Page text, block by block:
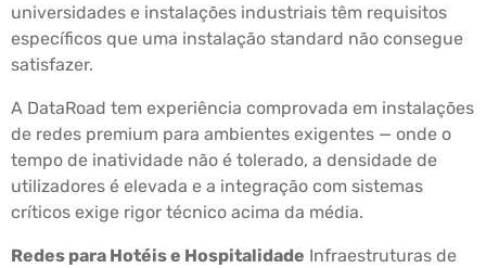
universidades e instalações industriais têm requisitos
específicos que uma instalação standard não consegue
satisfazer.
A DataRoad tem experiência comprovada em instalações
de redes premium para ambientes exigentes — onde o
tempo de inatividade não é tolerado, a densidade de
utilizadores é elevada e a integração com sistemas
críticos exige rigor técnico acima da média.
Redes para Hotéis e Hospitalidade Infraestruturas de